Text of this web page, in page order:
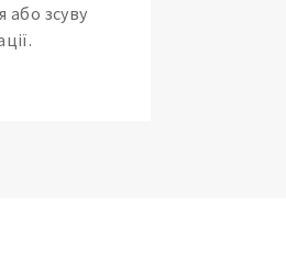
або зсуву